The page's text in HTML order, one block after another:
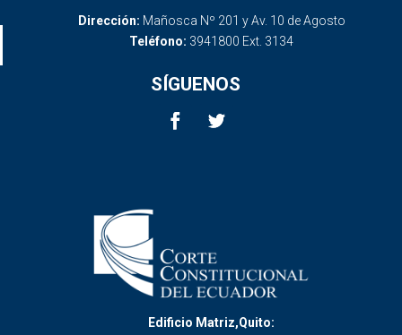
Dirección: Mañosca Nº 201 y Av. 10 de Agosto
Teléfono: 3941800 Ext. 3134
SÍGUENOS
Edificio Matriz,Quito: